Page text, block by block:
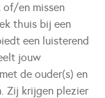
of/en missen
thuis bij een
een luisterend
jouw
de ouder(s) en
Zij krijgen plezier